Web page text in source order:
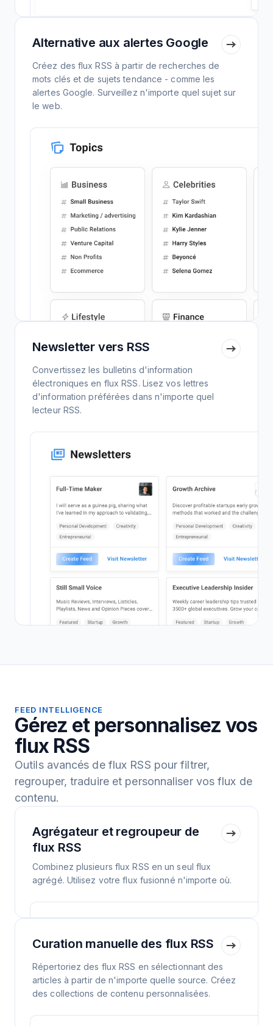
Alternative aux alertes Google
Créez des flux RSS à partir de recherches de
mots clés et de sujets tendance - comme les
alertes Google. Surveillez n'importe quel sujet sur
le web.
Newsletter vers RSS
Convertissez les bulletins d'information
électroniques en flux RSS. Lisez vos lettres
d'information préférées dans n'importe quel
lecteur RSS.
FEED INTELLIGENCE
Gérez et personnalisez vos
flux RSS
Outils avancés de flux RSS pour filtrer,
regrouper, traduire et personnaliser vos flux de
contenu.
Agrégateur et regroupeur de
flux RSS
Combinez plusieurs flux RSS en un seul flux
agrégé. Utilisez votre flux fusionné n'importe où.
Curation manuelle des flux RSS
Répertoriez des flux RSS en sélectionnant des
articles à partir de n'importe quelle source. Créez
des collections de contenu personnalisées.